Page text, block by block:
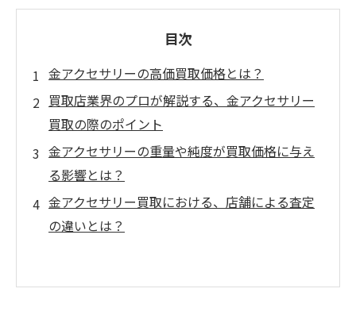
目次
金アクセサリーの高価買取価格とは？
買取店業界のプロが解説する、金アクセサリー
買取の際のポイント
金アクセサリーの重量や純度が買取価格に与え
る影響とは？
金アクセサリー買取における、店舗による査定
の違いとは？